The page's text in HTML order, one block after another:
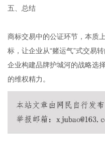
五、总结
商标交易中的公证环节，本质
标，让企业从“赌运气”式交易
企业构建品牌护城河的战略选
的维权精力。